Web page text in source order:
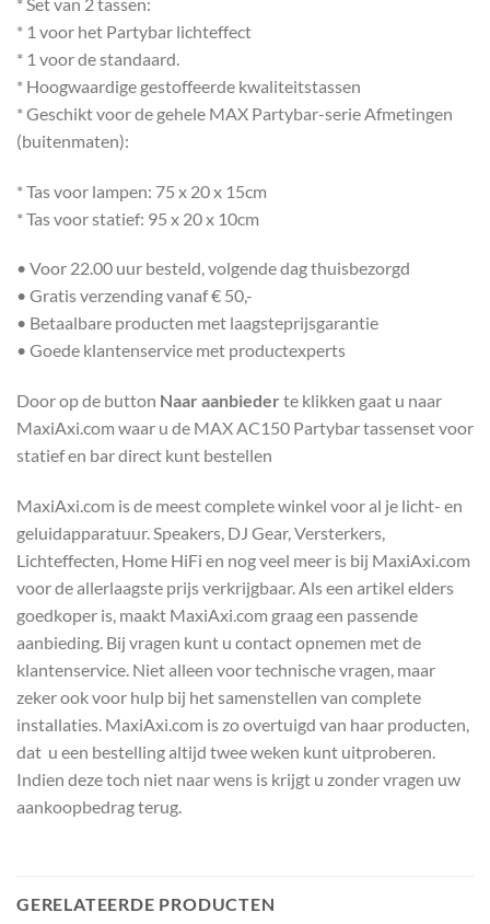
* 1 voor het Partybar lichteffect
* 1 voor de standaard.
* Hoogwaardige gestoffeerde kwaliteitstassen
* Geschikt voor de gehele MAX Partybar-serie Afmetingen
(buitenmaten):
* Tas voor lampen: 75 x 20 x 15cm
* Tas voor statief: 95 x 20 x 10cm
• Voor 22.00 uur besteld, volgende dag thuisbezorgd
• Gratis verzending vanaf € 50,-
• Betaalbare producten met laagsteprijsgarantie
• Goede klantenservice met productexperts
Door op de button Naar aanbieder te klikken gaat u naar
MaxiAxi.com waar u de MAX AC150 Partybar tassenset voor
statief en bar direct kunt bestellen
MaxiAxi.com is de meest complete winkel voor al je licht- en
geluidapparatuur. Speakers, DJ Gear, Versterkers,
Lichteffecten, Home HiFi en nog veel meer is bij MaxiAxi.com
voor de allerlaagste prijs verkrijgbaar. Als een artikel elders
goedkoper is, maakt MaxiAxi.com graag een passende
aanbieding. Bij vragen kunt u contact opnemen met de
klantenservice. Niet alleen voor technische vragen, maar
zeker ook voor hulp bij het samenstellen van complete
installaties. MaxiAxi.com is zo overtuigd van haar producten,
dat u een bestelling altijd twee weken kunt uitproberen.
Indien deze toch niet naar wens is krijgt u zonder vragen uw
aankoopbedrag terug.
GERELATEERDE PRODUCTEN